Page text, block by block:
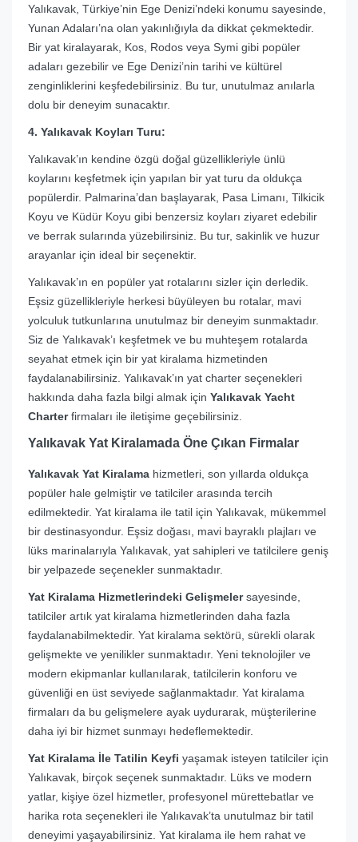
Yalıkavak, Türkiye’nin Ege Denizi’ndeki konumu sayesinde,
Yunan Adaları’na olan yakınlığıyla da dikkat çekmektedir.
Bir yat kiralayarak, Kos, Rodos veya Symi gibi popüler
adaları gezebilir ve Ege Denizi’nin tarihi ve kültürel
zenginliklerini keşfedebilirsiniz. Bu tur, unutulmaz anılarla
dolu bir deneyim sunacaktır.
4. Yalıkavak Koyları Turu:
Yalıkavak’ın kendine özgü doğal güzellikleriyle ünlü
koylarını keşfetmek için yapılan bir yat turu da oldukça
popülerdir. Palmarina’dan başlayarak, Pasa Limanı, Tilkicik
Koyu ve Küdür Koyu gibi benzersiz koyları ziyaret edebilir
ve berrak sularında yüzebilirsiniz. Bu tur, sakinlik ve huzur
arayanlar için ideal bir seçenektir.
Yalıkavak’ın en popüler yat rotalarını sizler için derledik.
Eşsiz güzellikleriyle herkesi büyüleyen bu rotalar, mavi
yolculuk tutkunlarına unutulmaz bir deneyim sunmaktadır.
Siz de Yalıkavak’ı keşfetmek ve bu muhteşem rotalarda
seyahat etmek için bir yat kiralama hizmetinden
faydalanabilirsiniz. Yalıkavak’ın yat charter seçenekleri
hakkında daha fazla bilgi almak için Yalıkavak Yacht
Charterfirmaları ile iletişime geçebilirsiniz.
Yalıkavak Yat Kiralamada Öne Çıkan Firmalar
Yalıkavak Yat Kiralama hizmetleri, son yıllarda oldukça
popüler hale gelmiştir ve tatilciler arasında tercih
edilmektedir. Yat kiralama ile tatil için Yalıkavak, mükemmel
bir destinasyondur. Eşsiz doğası, mavi bayraklı plajları ve
lüks marinalarıyla Yalıkavak, yat sahipleri ve tatilcilere geniş
bir yelpazede seçenekler sunmaktadır.
Yat Kiralama Hizmetlerindeki Gelişmelersayesinde,
tatilciler artık yat kiralama hizmetlerinden daha fazla
faydalanabilmektedir. Yat kiralama sektörü, sürekli olarak
gelişmekte ve yenilikler sunmaktadır. Yeni teknolojiler ve
modern ekipmanlar kullanılarak, tatilcilerin konforu ve
güvenliği en üst seviyede sağlanmaktadır. Yat kiralama
firmaları da bu gelişmelere ayak uydurarak, müşterilerine
daha iyi bir hizmet sunmayı hedeflemektedir.
Yat Kiralama İle Tatilin Keyfi yaşamak isteyen tatilciler için
Yalıkavak, birçok seçenek sunmaktadır. Lüks ve modern
yatlar, kişiye özel hizmetler, profesyonel mürettebatlar ve
harika rota seçenekleri ile Yalıkavak’ta unutulmaz bir tatil
deneyimi yaşayabilirsiniz. Yat kiralama ile hem rahat ve